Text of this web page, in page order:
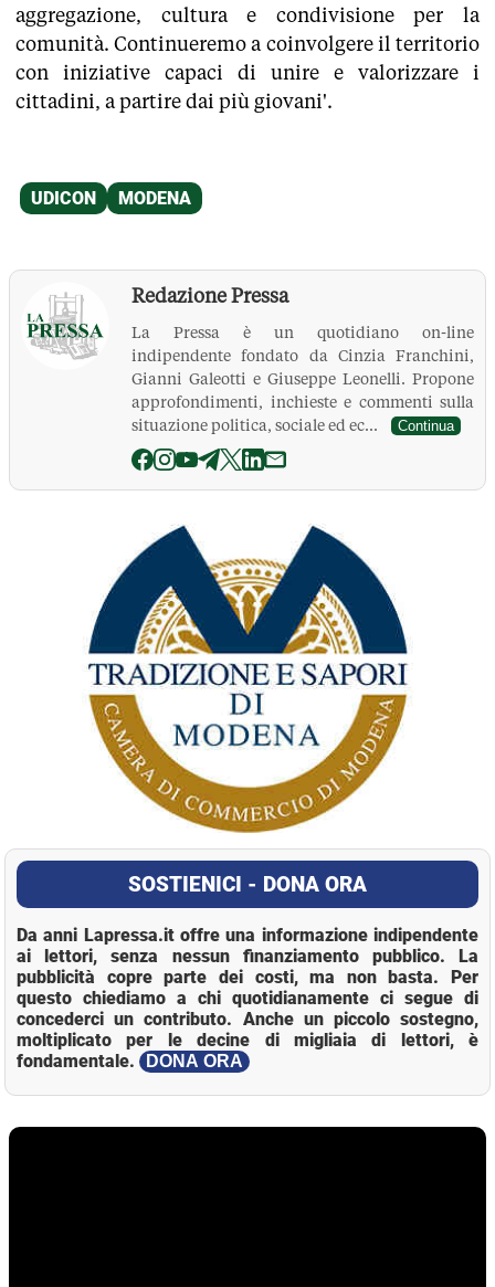
aggregazione, cultura e condivisione per la
comunità. Continueremo a coinvolgere il territorio
con iniziative capaci di unire e valorizzare i
cittadini, a partire dai più giovani'.
Redazione Pressa
La Pressa è un quotidiano on-line
indipendente fondato da Cinzia Franchini,
Gianni Galeotti e Giuseppe Leonelli. Propone
approfondimenti, inchieste e commenti sulla
situazione politica, sociale ed ec...
Continua
SOSTIENICI - DONA ORA
Da anni Lapressa.it offre una informazione indipendente
ai lettori, senza nessun finanziamento pubblico. La
pubblicità copre parte dei costi, ma non basta. Per
questo chiediamo a chi quotidianamente ci segue di
concederci un contributo. Anche un piccolo sostegno,
moltiplicato per le decine di migliaia di lettori, è
fondamentale.
DONA ORA